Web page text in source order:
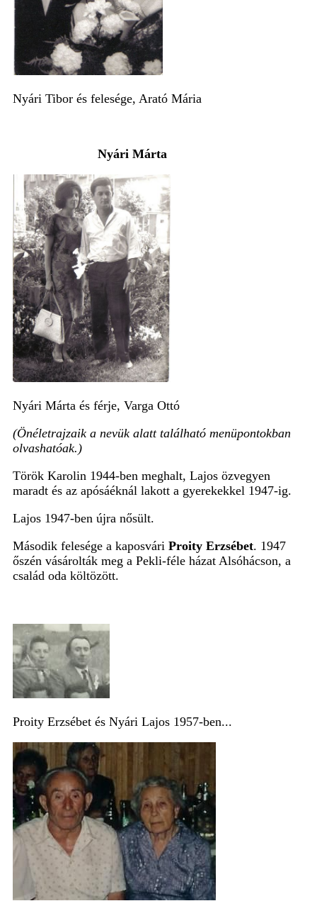
Nyári Tibor és felesége, Arató Mária
Nyári Márta
Nyári Márta és férje, Varga Ottó
(Önéletrajzaik a nevük alatt található menüpontokban
olvashatóak.)
Török Karolin 1944-ben meghalt, Lajos özvegyen
maradt és az apósáéknál lakott a gyerekekkel 1947-ig.
Lajos 1947-ben újra nősült.
Második felesége a kaposvári Proity Erzsébet. 1947
őszén vásárolták meg a Pekli-féle házat Alsóhácson, a
család oda költözött.
Proity Erzsébet és Nyári Lajos 1957-ben...